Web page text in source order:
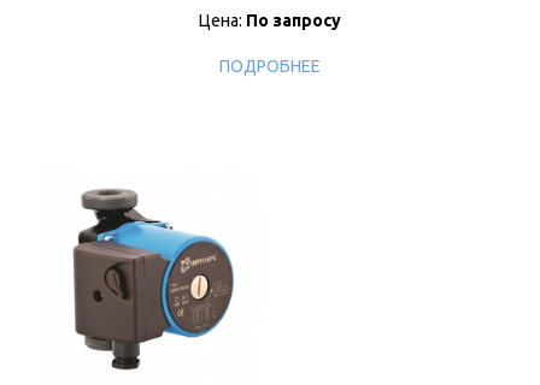
Цена: По запросу
ПОДРОБНЕЕ